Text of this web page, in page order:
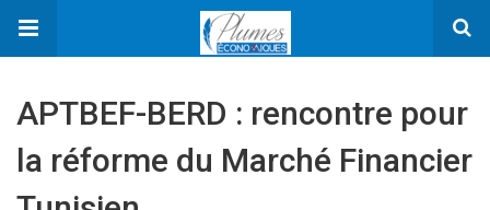
APTBEF-BERD : rencontre pour
la réforme du Marché Financier